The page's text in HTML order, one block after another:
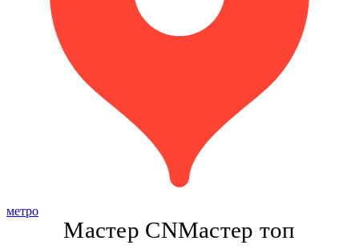
метро
Мастер CNМастер топ